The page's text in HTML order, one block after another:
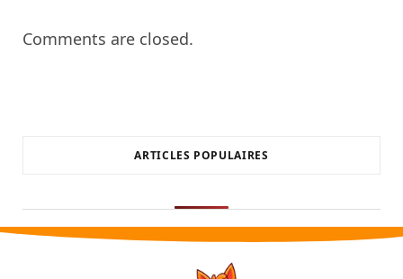
Comments are closed.
ARTICLES POPULAIRES